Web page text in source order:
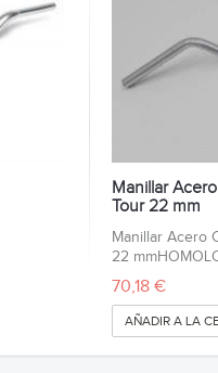
Manillar
Tour 22 mm
Manillar Acero
22
70,18 €
AÑADIR A LA